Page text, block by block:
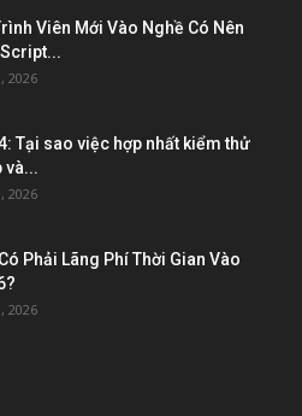
Viên Mới Vào Nghề Có Nên
2026
Tại sao việc hợp nhất kiểm thử
và...
2026
Phải Lãng Phí Thời Gian Vào
2026